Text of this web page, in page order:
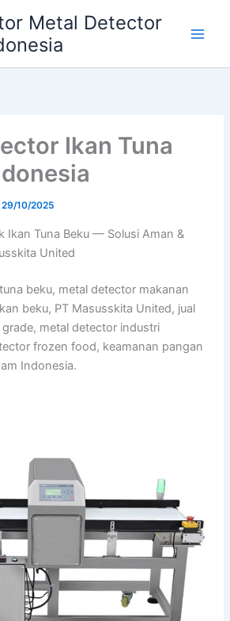
Metal Detector
Ikan Tuna
29/10/2025
Ikan Tuna Beku — Solusi Aman &
United
beku, metal detector makanan
beku, PT Masusskita United, jual
metal detector industri
frozen food, keamanan pangan
Indonesia.